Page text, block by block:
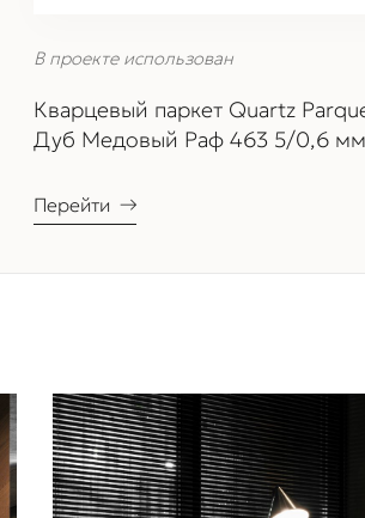
В проекте использован
Кварцевый паркет Quartz
Дуб Медовый Раф 463 5/0,6 мм
Перейти →